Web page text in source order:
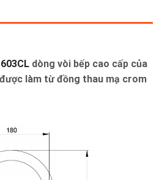
dòng vòi bếp cao cấp của
làm từ đồng thau mạ crom